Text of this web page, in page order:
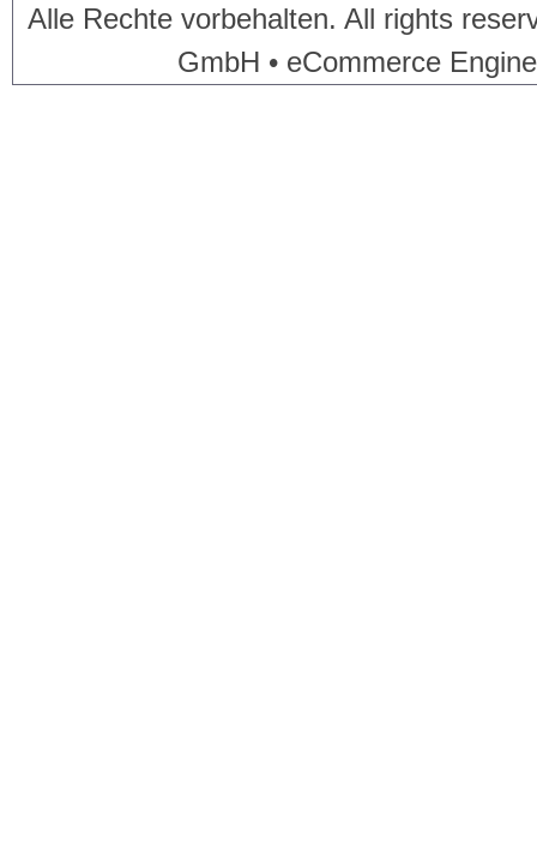
Alle Rechte vorbehalten. All rights
GmbH • eCommerce